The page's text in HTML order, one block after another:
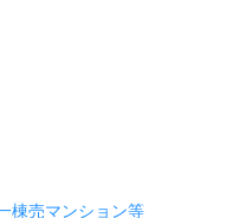
棟売マンション等